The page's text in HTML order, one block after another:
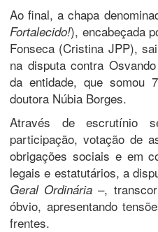
Ao final, a chapa
Fortalecido!), encabeçada
Fonseca (Cristina JPP),
na disputa contra
da entidade, que somou
doutora Núbia Borges.
Através de escrutínio
participação, votação de
obrigações sociais e em
legais e estatutários, a
Geral Ordinária –,
óbvio, apresentando
frentes.